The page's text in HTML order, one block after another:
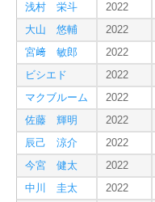
浅村 栄斗
2022
大山 悠輔
2022
宮﨑 敏郎
2022
ビシエド
2022
マクブルーム
2022
佐藤 輝明
2022
辰己 涼介
2022
今宮 健太
2022
中川 圭太
2022